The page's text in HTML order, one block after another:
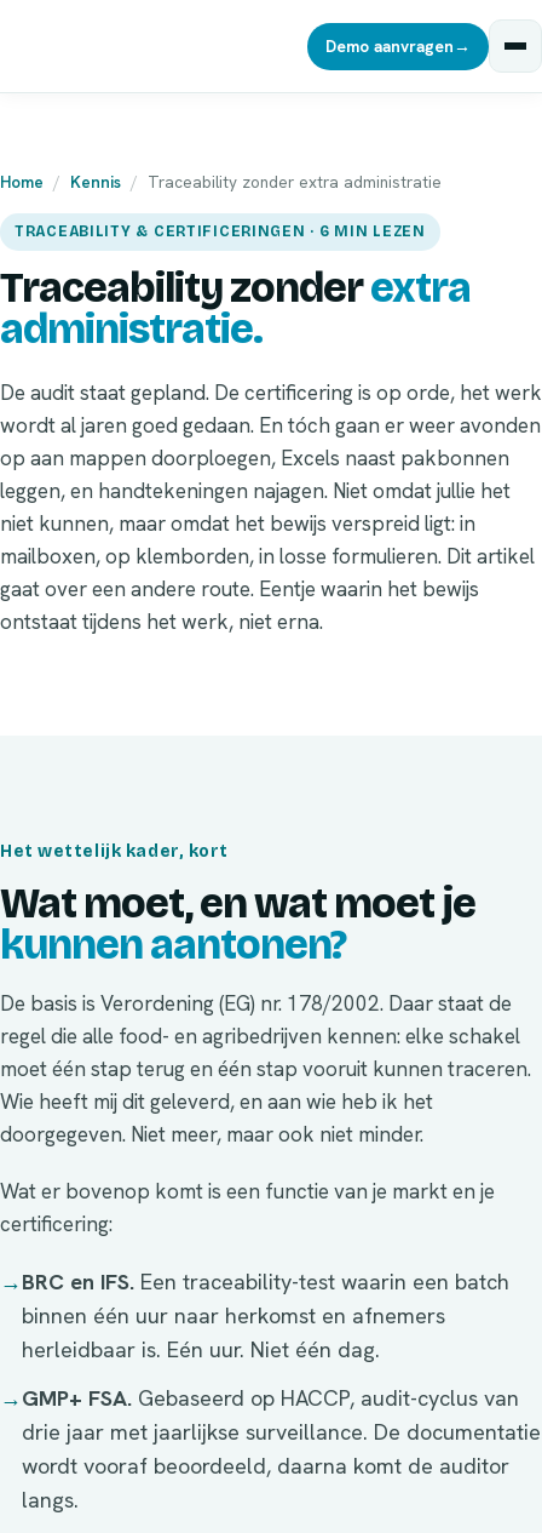
Demo aanvragen→
Home / Kennis / Traceability zonder extra administratie
TRACEABILITY & CERTIFICERINGEN · 6 MIN LEZEN
Traceability zonderextra
administratie.
De audit staat gepland. De certificering is op orde, het werk
wordt al jaren goed gedaan. En tóch gaan er weer avonden
op aan mappen doorploegen, Excels naast pakbonnen
leggen, en handtekeningen najagen. Niet omdat jullie het
niet kunnen, maar omdat het bewijs verspreid ligt: in
mailboxen, op klemborden, in losse formulieren. Dit artikel
gaat over een andere route. Eentje waarin het bewijs
ontstaat tijdens het werk, niet erna.
Het wettelijk kader, kort
Wat moet, en wat moet je
kunnen aantonen?
De basis is Verordening (EG) nr. 178/2002. Daar staat de
regel die alle food- en agribedrijven kennen: elke schakel
moet één stap terug en één stap vooruit kunnen traceren.
Wie heeft mij dit geleverd, en aan wie heb ik het
doorgegeven. Niet meer, maar ook niet minder.
Wat er bovenop komt is een functie van je markt en je
certificering:
→BRC en IFS. Een traceability-test waarin een batch
binnen één uur naar herkomst en afnemers
herleidbaar is. Eén uur. Niet één dag.
→GMP+ FSA. Gebaseerd op HACCP, audit-cyclus van
drie jaar met jaarlijkse surveillance. De documentatie
wordt vooraf beoordeeld, daarna komt de auditor
langs.